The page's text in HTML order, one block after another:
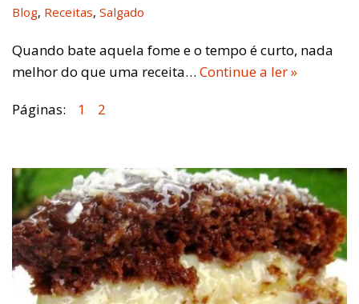
Blog, Receitas, Salgado
Quando bate aquela fome e o tempo é curto, nada
melhor do que uma receita… Continue a ler »
Páginas: 1 2